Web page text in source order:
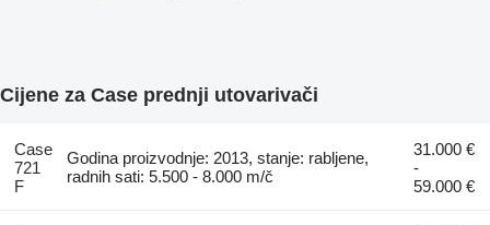
Cijene za Case prednji utovarivači
Case
721
F
Godina proizvodnje: 2013, stanje: rabljene,
radnih sati: 5.500 - 8.000 m/č
31.000 €
-
59.000 €